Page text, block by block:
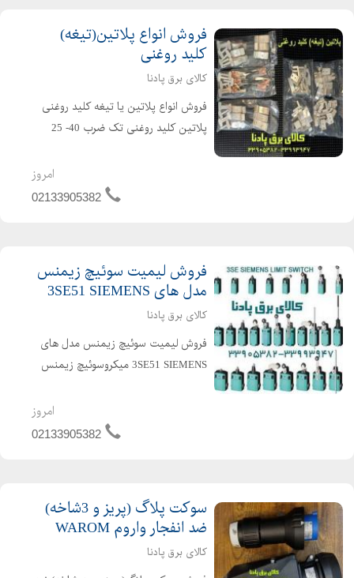
فروش انواع پلاتین(تیغه)
کلید روغنی
کالای برق پادنا
فروش انواع پلاتین یا تیغه کلید روغنی
پلاتین کلید روغنی تک ضرب 40- 25
مثلث در آمپر های زیر 40- 26 آمپر 110-
70 آمپر 100-170 آمپر 170-250 آمپر انواع
امروز
02133905382
فروش لیمیت سوئیچ زیمنس
مدل های 3SE51 SIEMENS
کالای برق پادنا
فروش لیمیت سوئیچ زیمنس مدل های
3SE51 SIEMENS میکروسوئیچ زیمنس
SWITCH 3SE51 SIEMENS اصل آلمان
امروز
02133905382
سوکت پلاگ (پریز و 3شاخه)
ضد انفجار واروم WAROM
کالای برق پادنا